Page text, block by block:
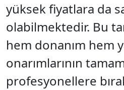
yüksek fiyatlara da
olabilmektedir. Bu
hem donanım hem
onarımlarının
profesyonellere